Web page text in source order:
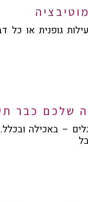
גופנית או
שלכם כבר
– באכילה